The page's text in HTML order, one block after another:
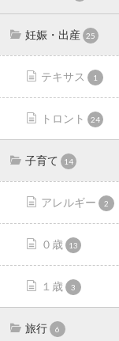
妊娠・出産 25
テキサス 1
トロント 24
子育て 14
アレルギー 2
０歳 13
１歳 3
旅行 6